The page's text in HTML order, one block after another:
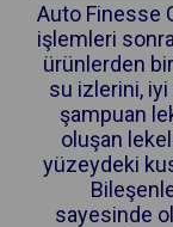
Auto Finesse
işlemleri
ürünlerden
su izlerini,
şampuan
oluşan
yüzeydeki
sayesinde